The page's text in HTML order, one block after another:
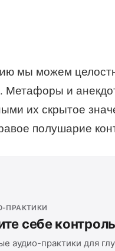
мы можем
Метафоры и
их скрытое
полушарие
ПРАКТИКИ
себе
аудио-практики для